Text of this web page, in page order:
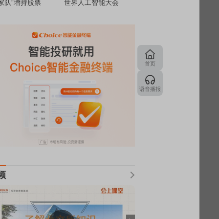
队”增持股票 世界人工智能大会
首页
语音播报